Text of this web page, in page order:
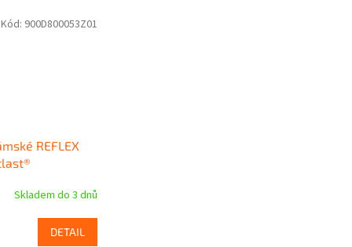
REFLEX
Skladem do 3 dnů
DETAIL
Kód: 900D800053Z01